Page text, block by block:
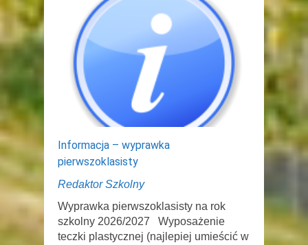
Informacja – wyprawka
pierwszoklasisty
Redaktor Szkolny
Wyprawka pierwszoklasisty na rok
szkolny 2026/2027 Wyposażenie
teczki plastycznej (najlepiej umieścić w